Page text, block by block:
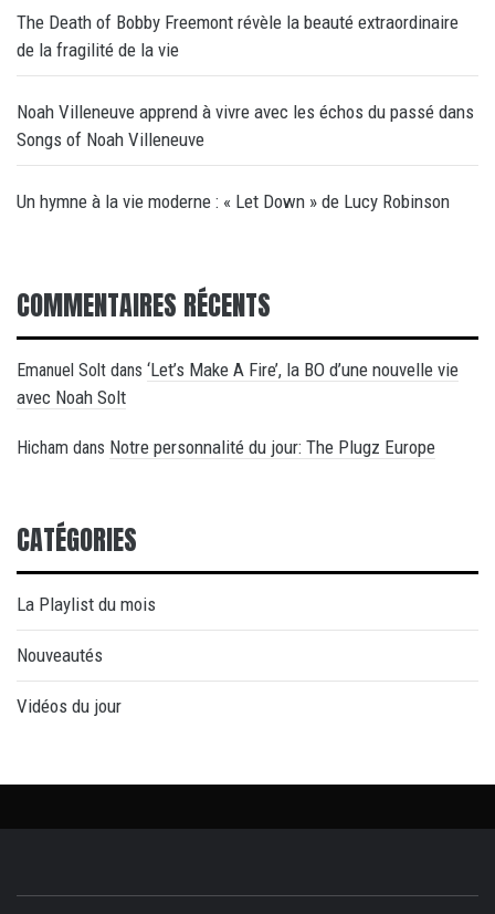
The Death of Bobby Freemont révèle la beauté extraordinaire
de la fragilité de la vie
Noah Villeneuve apprend à vivre avec les échos du passé dans
Songs of Noah Villeneuve
Un hymne à la vie moderne : « Let Down » de Lucy Robinson
COMMENTAIRES RÉCENTS
Emanuel Solt dans ‘Let’s Make A Fire’, la BO d’une nouvelle vie
avec Noah Solt
Hicham dans Notre personnalité du jour: The Plugz Europe
CATÉGORIES
La Playlist du mois
Nouveautés
Vidéos du jour